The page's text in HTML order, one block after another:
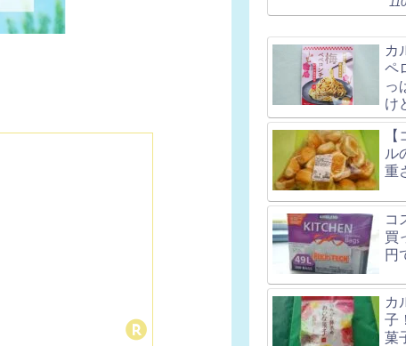
カ
ペ
っ
け
ル
重
コ
買
円
カ
子
菓